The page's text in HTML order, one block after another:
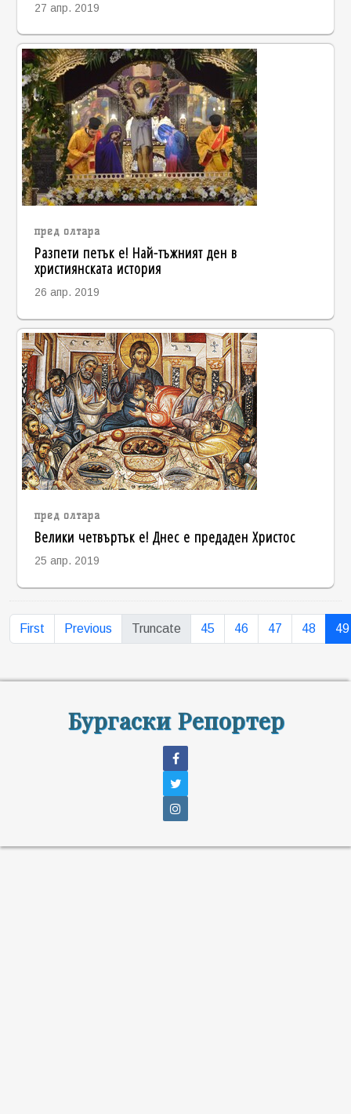
27 апр. 2019
пред олтара
Разпети петък е! Най-тъжният ден в
християнската история
26 апр. 2019
пред олтара
Велики четвъртък е! Днес е предаден Христос
25 апр. 2019
First Previous Truncate 45 46 47 48 49
Бургаски Репортер